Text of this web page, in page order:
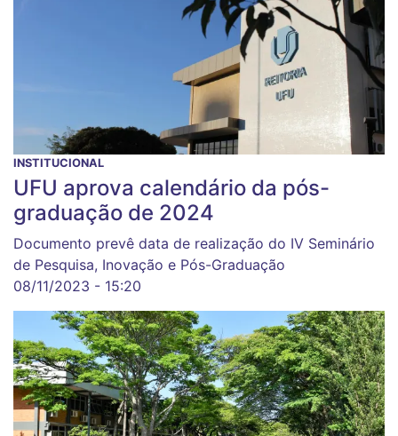
INSTITUCIONAL
UFU aprova calendário da pós-
graduação de 2024
Documento prevê data de realização do IV Seminário
de Pesquisa, Inovação e Pós-Graduação
08/11/2023 - 15:20